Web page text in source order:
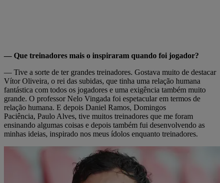
— Que treinadores mais o inspiraram quando foi jogador?
— Tive a sorte de ter grandes treinadores. Gostava muito de destacar
Vítor Oliveira, o rei das subidas, que tinha uma relação humana
fantástica com todos os jogadores e uma exigência também muito
grande. O professor Nelo Vingada foi espetacular em termos de
relação humana. E depois Daniel Ramos, Domingos
Paciência, Paulo Alves, tive muitos treinadores que me foram
ensinando algumas coisas e depois também fui desenvolvendo as
minhas ideias, inspirado nos meus ídolos enquanto treinadores.